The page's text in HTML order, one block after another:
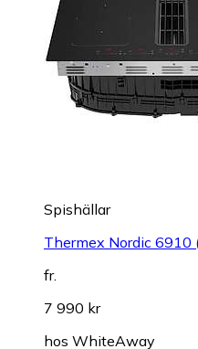
Spishällar
Thermex Nordic 6910
fr.
7 990 kr
hos WhiteAway